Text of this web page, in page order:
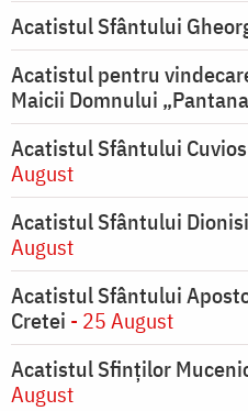
Acatistul Sfântului
Acatistul pentru
Maicii Domnului
Acatistul Sfântului
August
Acatistul Sfântului
August
Acatistul Sfântului
Cretei - 25 August
Acatistul Sfinților
August